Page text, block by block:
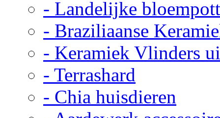
- Landelijke
- Braziliaanse
- Keramiek Vlinders
- Terrashard
- Chia huisdieren